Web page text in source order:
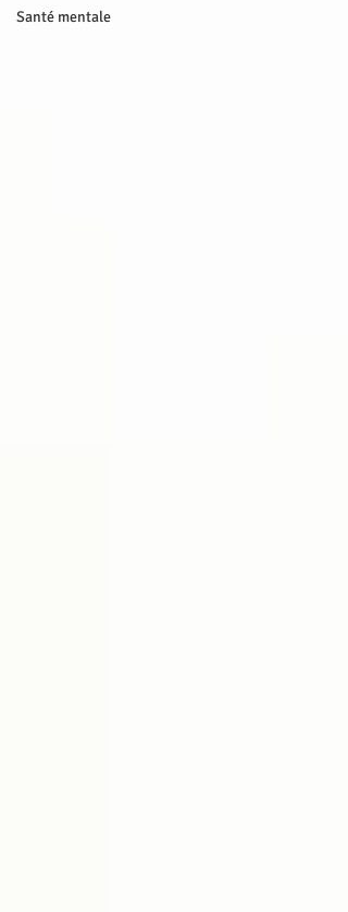
Santé mentale